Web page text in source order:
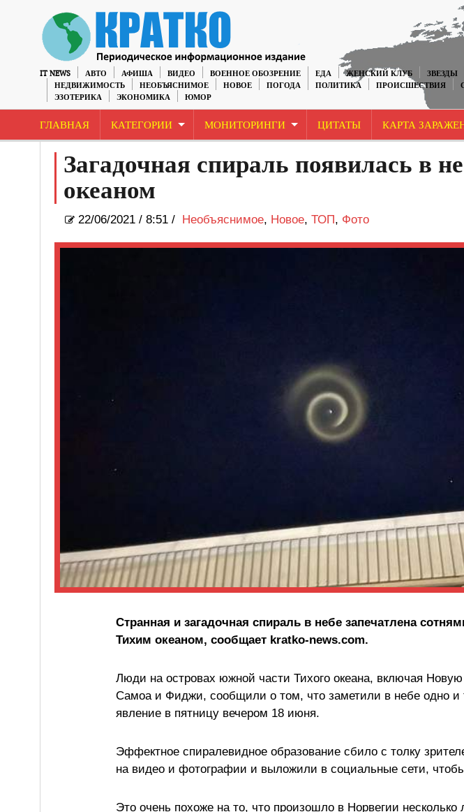
IT NEWS АВТО АФИША ВИДЕО ВОЕННОЕ ОБОЗРЕНИЕ ЕДА ЖЕНСКИЙ КЛУБ ЗВЕЗДЫ
НЕДВИЖИМОСТЬ
НЕОБЪЯСНИМОЕ НОВОЕ ПОГОДА ПОЛИТИКА ПРОИСШЕСТВИЯ
ЭЗОТЕРИКА
ЭКОНОМИКА ЮМОР
ГЛАВНАЯ КАТЕГОРИИ МОНИТОРИНГИ ЦИТАТЫ КАРТА
Загадочная спираль появилась в
океаном
22/06/2021/ 8:51 / Необъяснимое, Новое, ТОП, Фото
Странная и загадочная спираль в небе запечатлена
Тихим океаном, сообщает kratko-news.com.
Люди на островах южной части Тихого океана, включая
Самоа и Фиджи, сообщили о том, что заметили в небе одно и
явление в пятницу вечером 18 июня.
Эффектное спиралевидное образование сбило с толку
на видео и фотографии и выложили в социальные сети,
Это очень похоже на то, что произошло в Норвегии